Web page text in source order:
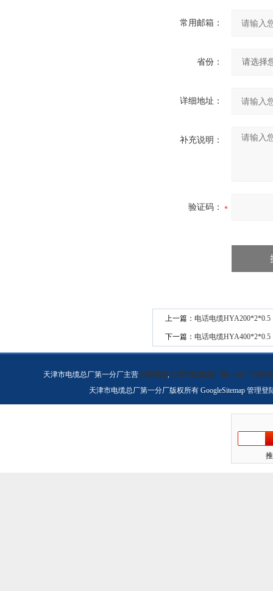
常用邮箱：
省份：
详细地址：
补充说明：
验证码：
上一篇： 电话电缆HYA200*2*0.5
下一篇： 电话电缆HYA400*2*0.5
天津市电缆总厂第一分厂主营天联电缆,天津市电缆总厂第一分厂天联电
天津市电缆总厂第一分厂版权所有 GoogleSitemap 管理登